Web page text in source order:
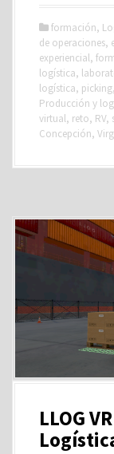
formación,
de operaciones,
experiencial,
logística,
logística, picking,
Producción y
virtual, reto, RV,
Concepción,
LLOG